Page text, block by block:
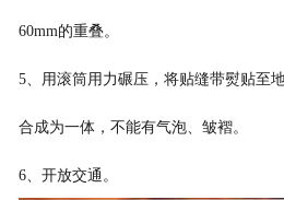
60mm的重叠。
5、用滚筒用力碾压，将贴缝带熨贴至
合成为一体，不能有气泡、皱褶。
6、开放交通。